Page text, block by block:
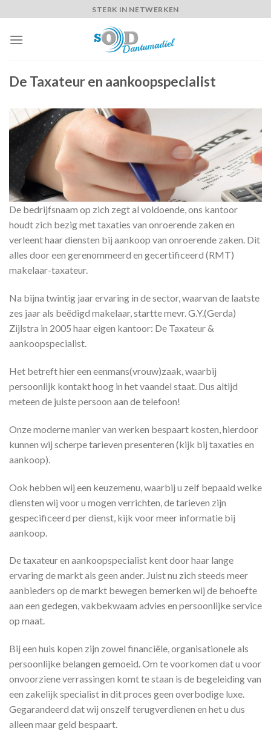
to
content
STERK IN NETWERKEN
De Taxateur en aankoopspecialist
De bedrijfsnaam op zich zegt al voldoende, ons kantoor
houdt zich bezig met taxaties van onroerende zaken en
verleent haar diensten bij aankoop van onroerende zaken. Dit
alles door een gerenommeerd en gecertificeerd (RMT)
makelaar-taxateur.
Na bijna twintig jaar ervaring in de sector, waarvan de laatste
zes jaar als beëdigd makelaar, startte mevr. G.Y.(Gerda)
Zijlstra in 2005 haar eigen kantoor: De Taxateur &
aankoopspecialist.
Het betreft hier een eenmans(vrouw)zaak, waarbij
persoonlijk kontakt hoog in het vaandel staat. Dus altijd
meteen de juiste persoon aan de telefoon!
Onze moderne manier van werken bespaart kosten, hierdoor
kunnen wij scherpe tarieven presenteren (kijk bij taxaties en
aankoop).
Ook hebben wij een keuzemenu, waarbij u zelf bepaald welke
diensten wij voor u mogen verrichten, de tarieven zijn
gespecificeerd per dienst, kijk voor meer informatie bij
aankoop.
De taxateur en aankoopspecialist kent door haar lange
ervaring de markt als geen ander. Juist nu zich steeds meer
aanbieders op de markt bewegen bemerken wij de behoefte
aan een gedegen, vakbekwaam advies en persoonlijke service
op maat.
Bij een huis kopen zijn zowel financiële, organisationele als
persoonlijke belangen gemoeid. Om te voorkomen dat u voor
onvoorziene verrassingen komt te staan is de begeleiding van
een zakelijk specialist in dit proces geen overbodige luxe.
Gegarandeerd dat wij onszelf terugverdienen en het u dus
alleen maar geld bespaart.